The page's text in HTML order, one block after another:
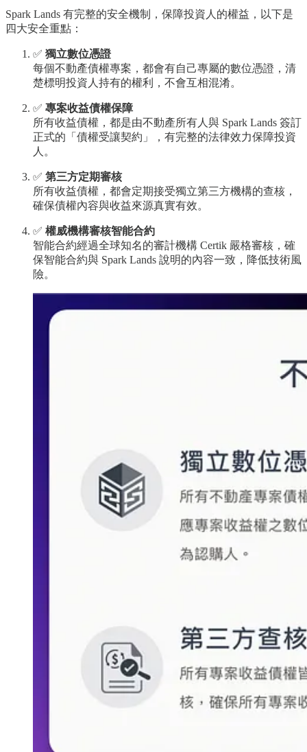
Spark Lands 有完整的安全機制，保障投資人的權益，以下是
四大安全重點：
✅ 獨立數位憑證
每個不動產債權專案，都會有自己專屬的數位憑證，清
楚標明投資人持有的權利，不會互相混淆。
✅ 專案收益債權保障
所有收益債權，都是由不動產所有人與 Spark Lands 簽訂
正式的「債權受讓契約」，有完整的法律效力保障投資
人。
✅ 第三方定期審核
所有收益債權，都會定期接受獨立第三方機構的查核，
確保債權內容與收益來源真實有效。
✅ 權威機構審核智能合約
智能合約經過全球知名的審計機構 Certik 嚴格審核，確
保智能合約與 Spark Lands 說明的內容一致，降低技術風
險。